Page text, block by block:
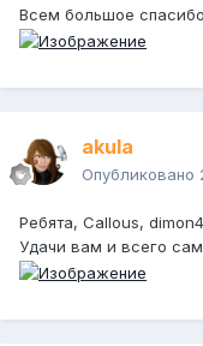
Всем большое
akula
Опубликовано
Ребята, Callous,
Удачи вам и всего